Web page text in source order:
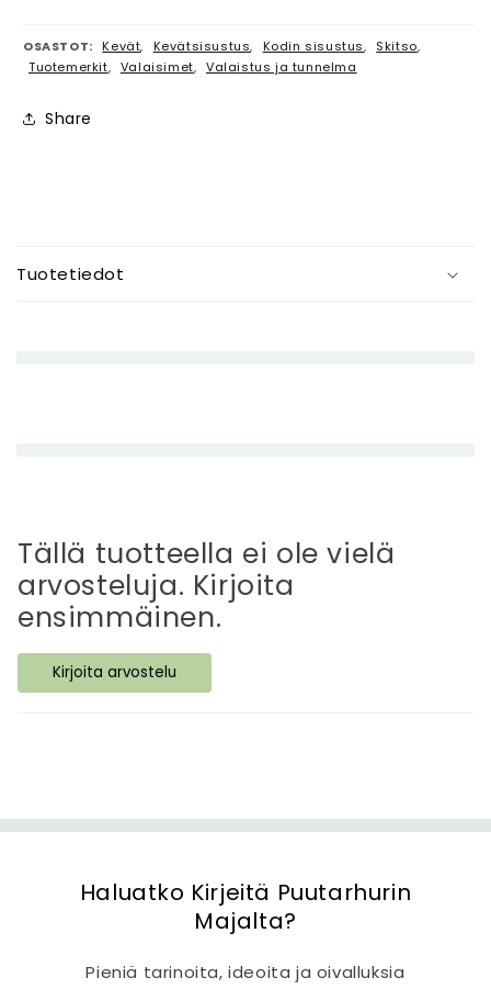
OSASTOT: Kevät, Kevätsisustus, Kodin sisustus, Skitso,
Tuotemerkit, Valaisimet, Valaistus ja tunnelma
Share
e
ä
s
i
s
ä
l
Tuotetiedot
Tällä tuotteella ei ole vielä
arvosteluja. Kirjoita
ensimmäinen.
Kirjoita arvostelu
Haluatko Kirjeitä Puutarhurin
Majalta?
Pieniä tarinoita, ideoita ja oivalluksia